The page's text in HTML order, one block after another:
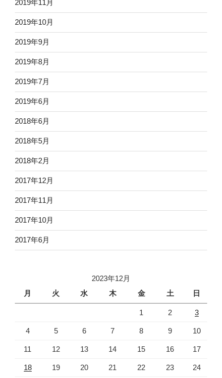
2019年11月
2019年10月
2019年9月
2019年8月
2019年7月
2019年6月
2018年6月
2018年5月
2018年2月
2017年12月
2017年11月
2017年10月
2017年6月
2023年12月
月
火 水 木 金 土 日
1 2 3
4 5 6 7 8 9 10
11 12 13 14 15 16 17
18 19 20 21 22 23 24